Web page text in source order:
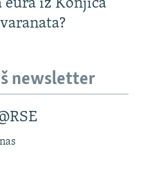
eura iz Konjica
newsletter